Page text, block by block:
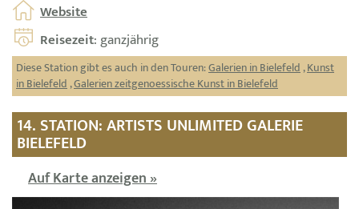
Website
Reisezeit: ganzjährig
Diese Station gibt es auch in den Touren:Galerien in Bielefeld,Kunst
in Bielefeld,Galerien zeitgenoessische Kunst in Bielefeld
14. STATION: ARTISTS UNLIMITED GALERIE
BIELEFELD
Auf Karte anzeigen »